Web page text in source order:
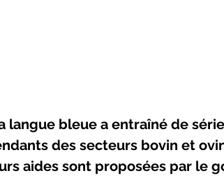
langue bleue a entraîné de
des secteurs bovin et
aides sont proposées par le